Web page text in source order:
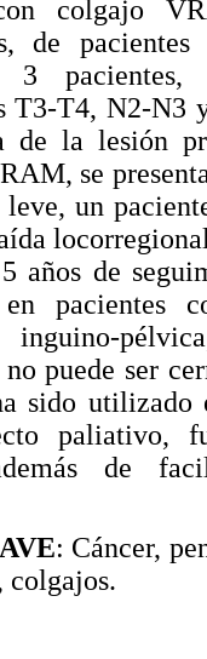
colgajo
de pacientes
3 pacientes,
T3-T4, N2-N3
de la lesión
se
un
años de
pacientes
inguino-
puede ser
sido utilizado
paliativo,
de
: Cáncer,
colgajos.